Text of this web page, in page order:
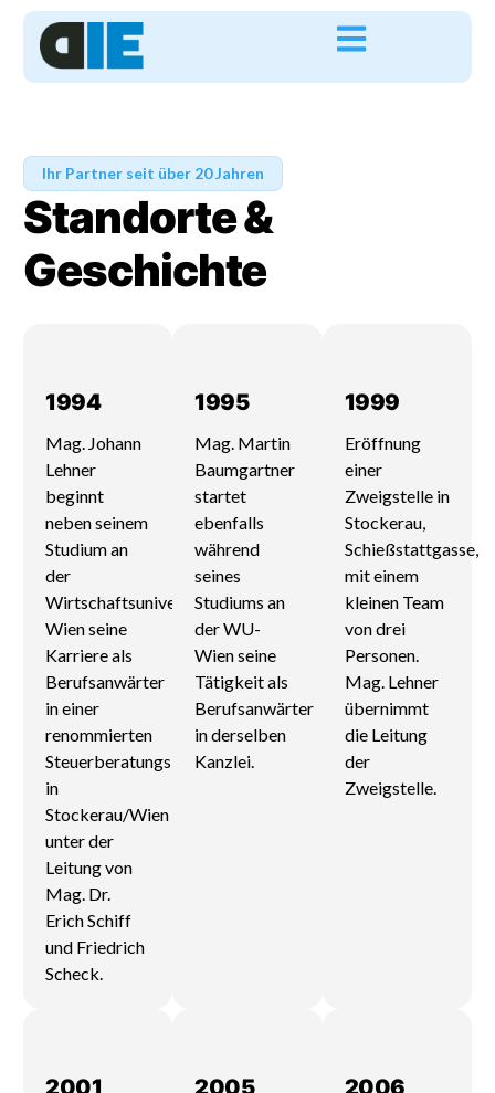
Ihr Partner seit über 20 Jahren
Standorte &
Geschichte
1994
Mag. Johann
Lehner
beginnt
neben seinem
Studium an
der
Wirtschaftsuniversität
Wien seine
Karriere als
Berufsanwärter
in einer
renommierten
Steuerberatungskanzlei
in
Stockerau/Wien
unter der
Leitung von
Mag. Dr.
Erich Schiff
und Friedrich
Scheck.
1995
Mag. Martin
Baumgartner
startet
ebenfalls
während
seines
Studiums an
der WU-
Wien seine
Tätigkeit als
Berufsanwärter
in derselben
Kanzlei.
1999
Eröffnung
einer
Zweigstelle in
Stockerau,
Schießstattgasse,
mit einem
kleinen Team
von drei
Personen.
Mag. Lehner
übernimmt
die Leitung
der
Zweigstelle.
2001 2005 2006